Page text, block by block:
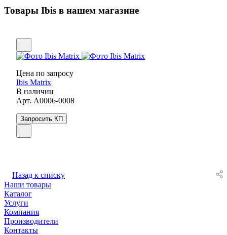
Товары Ibis в нашем магазине
Цена по запросу
Ibis Matrix
В наличии
Арт. A0006-0008
Запросить КП
Назад к списку
Наши товары
Каталог
Услуги
Компания
Производители
Контакты